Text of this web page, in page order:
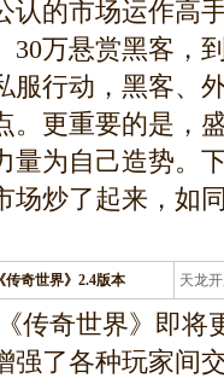
条
认的市场运作高
30万悬赏黑客，
服行动，黑客
。更重要的是，
量为自己造势。
场炒了起来，如
奇世界》2.4版本 天龙
龙
传奇世界》即将
强了各种玩家间